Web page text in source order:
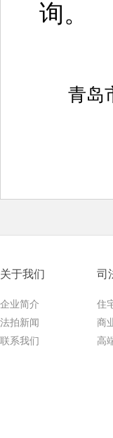
询。
青岛
关于我们
企业简介
法拍新闻
联系我们
司
住
商
高